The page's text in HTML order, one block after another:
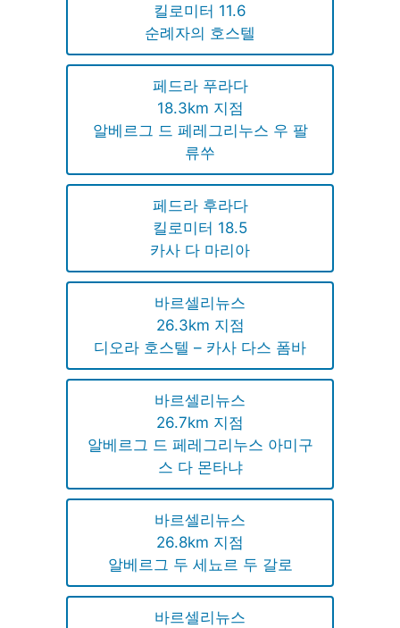
킬로미터 11.6
순례자의 호스텔
페드라 푸라다
18.3km 지점
알베르그 드 페레그리누스 우 팔
류쑤
페드라 후라다
킬로미터 18.5
카사 다 마리아
바르셀리뉴스
26.3km 지점
디오라 호스텔 – 카사 다스 폼바
바르셀리뉴스
26.7km 지점
알베르그 드 페레그리누스 아미구
스 다 몬타냐
바르셀리뉴스
26.8km 지점
알베르그 두 세뇨르 두 갈로
바르셀리뉴스